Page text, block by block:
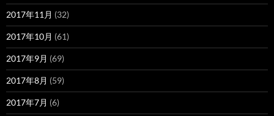
2017年11月 (32)
2017年10月 (61)
2017年9月 (69)
2017年8月 (59)
2017年7月 (6)